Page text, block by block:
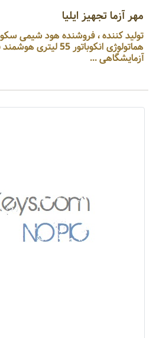
مهر آزما تجهیز ایلیا
آزمایشگاهی ...